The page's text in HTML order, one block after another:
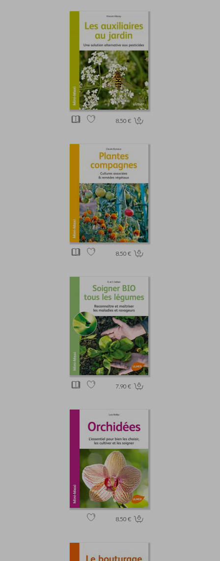
8.50 €
8.50 €
7.90 €
8.50 €